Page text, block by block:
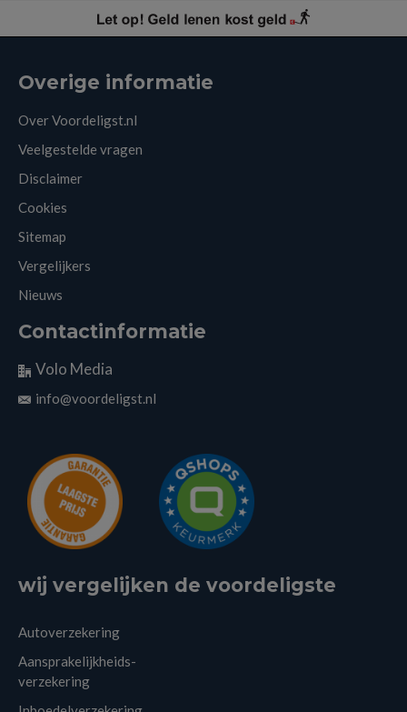
Overige informatie
Over Voordeligst.nl
Veelgestelde vragen
Disclaimer
Cookies
Sitemap
Vergelijkers
Nieuws
Contactinformatie
Volo Media
info@voordeligst.nl
wij vergelijken de voordeligste
Autoverzekering
Aansprakelijkheids-
verzekering